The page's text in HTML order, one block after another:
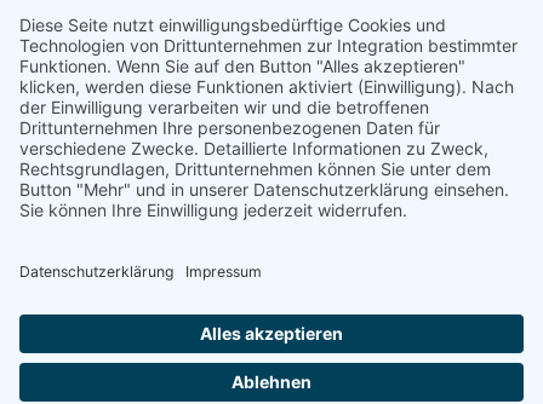
Informationen aus Politik – Wirtschaft – Kultur – Umwelt –
Gesellschaft - Polizei und Feuerwehr – für die Region Bayern
Als regionales Unternehmen sind wir für Sie der direkte
Ansprechpartner, wenn es um die Online-Vermarktung Ihrer
Produkte und Dienstleistungen geht. Wir würden gerne für
Sie diese Aufgabe übernehmen.